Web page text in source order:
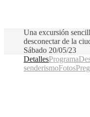
Una excursión
desconectar de la
Sábado 20/05/23
DetallesPrograma
senderismoFotos